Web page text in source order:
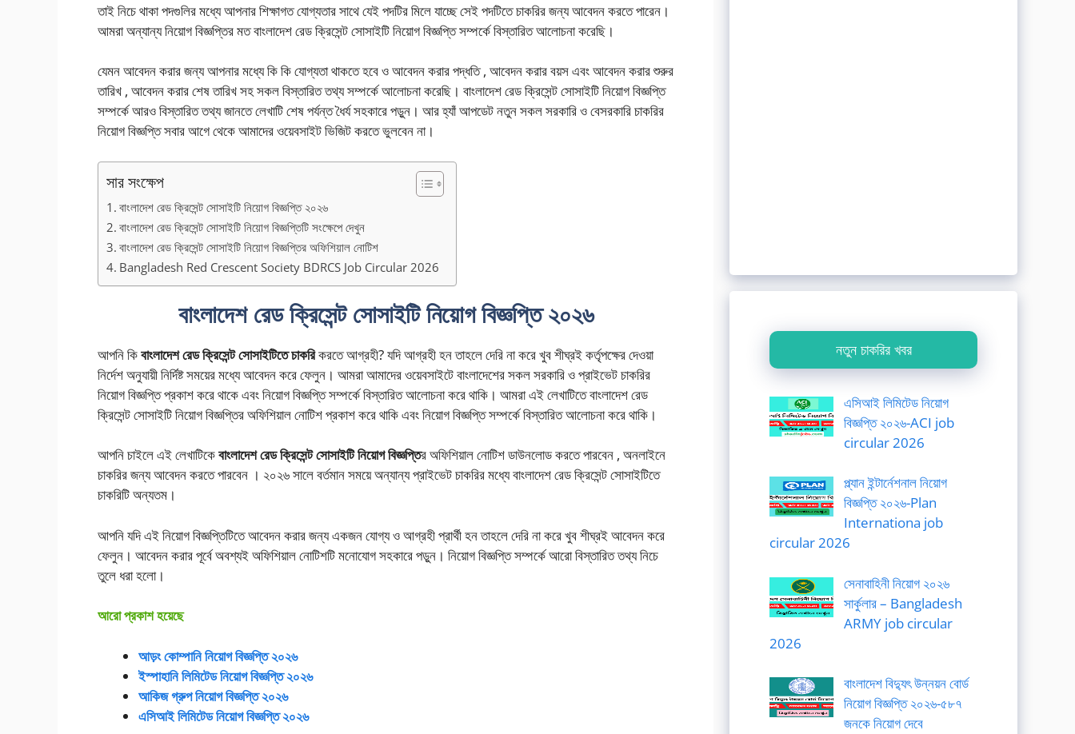
তাই নিচে থাকা পদগুলির মধ্যে আপনার শিক্ষাগত যোগ্যতার সাথে যেই পদটির মিলে যাচ্ছে সেই পদটিতে চাকরির জন্য আবেদন করতে পারেন।
আমরা অন্যান্য নিয়োগ বিজ্ঞপ্তির মত বাংলাদেশ রেড ক্রিসেন্ট সোসাইটি নিয়োগ বিজ্ঞপ্তি সম্পর্কে বিস্তারিত আলোচনা করেছি।
যেমন আবেদন করার জন্য আপনার মধ্যে কি কি যোগ্যতা থাকতে হবে ও আবেদন করার পদ্ধতি , আবেদন করার বয়স এবং আবেদন করার শুরুর
তারিখ , আবেদন করার শেষ তারিখ সহ সকল বিস্তারিত তথ্য সম্পর্কে আলোচনা করেছি। বাংলাদেশ রেড ক্রিসেন্ট সোসাইটি নিয়োগ বিজ্ঞপ্তি
সম্পর্কে আরও বিস্তারিত তথ্য জানতে লেখাটি শেষ পর্যন্ত ধৈর্য সহকারে পড়ুন। আর হ্যাঁ আপডেট নতুন সকল সরকারি ও বেসরকারি চাকরির
নিয়োগ বিজ্ঞপ্তি সবার আগে থেকে আমাদের ওয়েবসাইট ভিজিট করতে ভুলবেন না।
সার সংক্ষেপ
বাংলাদেশ রেড ক্রিসেন্ট সোসাইটি নিয়োগ বিজ্ঞপ্তি ২০২৬
বাংলাদেশ রেড ক্রিসেন্ট সোসাইটি নিয়োগ বিজ্ঞপ্তিটি সংক্ষেপে দেখুন
বাংলাদেশ রেড ক্রিসেন্ট সোসাইটি নিয়োগ বিজ্ঞপ্তির অফিশিয়াল নোটিশ
Bangladesh Red Crescent Society BDRCS Job Circular 2026
বাংলাদেশ রেড ক্রিসেন্ট সোসাইটি নিয়োগ বিজ্ঞপ্তি ২০২৬
আপনি কিবাংলাদেশ রেড ক্রিসেন্ট সোসাইটিতে চাকরিকরতে আগ্রহী? যদি আগ্রহী হন তাহলে দেরি না করে খুব শীঘ্রই কর্তৃপক্ষের দেওয়া
নির্দেশ অনুযায়ী নির্দিষ্ট সময়ের মধ্যে আবেদন করে ফেলুন। আমরা আমাদের ওয়েবসাইটে বাংলাদেশের সকল সরকারি ও প্রাইভেট চাকরির
নিয়োগ বিজ্ঞপ্তি প্রকাশ করে থাকে এবং নিয়োগ বিজ্ঞপ্তি সম্পর্কে বিস্তারিত আলোচনা করে থাকি। আমরা এই লেখাটিতে বাংলাদেশ রেড
ক্রিসেন্ট সোসাইটি নিয়োগ বিজ্ঞপ্তির অফিশিয়াল নোটিশ প্রকাশ করে থাকি এবং নিয়োগ বিজ্ঞপ্তি সম্পর্কে বিস্তারিত আলোচনা করে থাকি।
আপনি চাইলে এই লেখাটিকেবাংলাদেশ রেড ক্রিসেন্ট সোসাইটি নিয়োগ বিজ্ঞপ্তির অফিশিয়াল নোটিশ ডাউনলোড করতে পারবেন , অনলাইনে
চাকরির জন্য আবেদন করতে পারবেন । ২০২৬ সালে বর্তমান সময়ে অন্যান্য প্রাইভেট চাকরির মধ্যে বাংলাদেশ রেড ক্রিসেন্ট সোসাইটিতে
চাকরিটি অন্যতম।
আপনি যদি এই নিয়োগ বিজ্ঞপ্তিটিতে আবেদন করার জন্য একজন যোগ্য ও আগ্রহী প্রার্থী হন তাহলে দেরি না করে খুব শীঘ্রই আবেদন করে
ফেলুন। আবেদন করার পূর্বে অবশ্যই অফিশিয়াল নোটিশটি মনোযোগ সহকারে পড়ুন। নিয়োগ বিজ্ঞপ্তি সম্পর্কে আরো বিস্তারিত তথ্য নিচে
তুলে ধরা হলো।
আরো প্রকাশ হয়েছে
আড়ং কোম্পানি নিয়োগ বিজ্ঞপ্তি ২০২৬
ইস্পাহানি লিমিটেড নিয়োগ বিজ্ঞপ্তি ২০২৬
আকিজ গ্রুপ নিয়োগ বিজ্ঞপ্তি ২০২৬
এসিআই লিমিটেড নিয়োগ বিজ্ঞপ্তি ২০২৬
নতুন চাকরির খবর
এসিআই লিমিটেড নিয়োগ
বিজ্ঞপ্তি ২০২৬-ACI job
circular 2026
প্ল্যান ইন্টার্নেশনাল নিয়োগ
বিজ্ঞপ্তি ২০২৬-Plan
Internationa job
circular 2026
সেনাবাহিনী নিয়োগ ২০২৬
সার্কুলার – Bangladesh
ARMY job circular
2026
বাংলাদেশ বিদ্যুৎ উন্নয়ন বোর্ড
নিয়োগ বিজ্ঞপ্তি ২০২৬-৫৮৭
জনকে নিয়োগ দেবে